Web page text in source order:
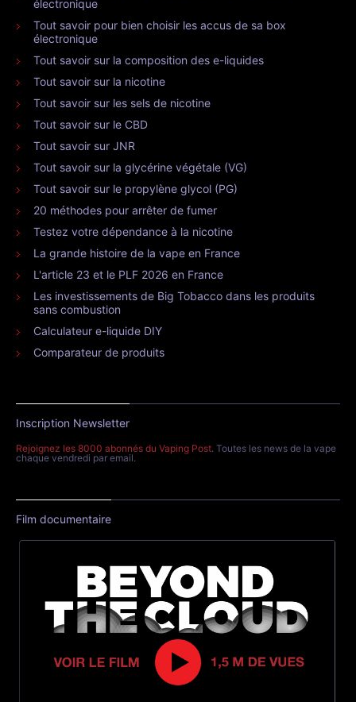
électronique
Tout savoir pour bien choisir les accus de sa box
électronique
Tout savoir sur la composition des e-liquides
Tout savoir sur la nicotine
Tout savoir sur les sels de nicotine
Tout savoir sur le CBD
Tout savoir sur JNR
Tout savoir sur la glycérine végétale (VG)
Tout savoir sur le propylène glycol (PG)
20 méthodes pour arrêter de fumer
Testez votre dépendance à la nicotine
La grande histoire de la vape en France
L'article 23 et le PLF 2026 en France
Les investissements de Big Tobacco dans les produits
sans combustion
Calculateur e-liquide DIY
Comparateur de produits
Inscription Newsletter
Rejoignez les 8000 abonnés du Vaping Post. Toutes les news de la vape
chaque vendredi par email.
Film documentaire